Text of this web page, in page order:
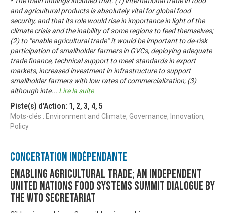
and agricultural products is absolutely vital for global food
security, and that its role would rise in importance in light of the
climate crisis and the inability of some regions to feed themselves;
(2) to “enable agricultural trade” it would be important to de-risk
participation of smallholder farmers in GVCs, deploying adequate
trade finance, technical support to meet standards in export
markets, increased investment in infrastructure to support
smallholder farmers with low rates of commercialization; (3)
although inte... Lire la suite
Piste(s) d'Action: 1 , 2, 3, 4, 5
Mots-clés : Environment and Climate, Governance, Innovation,
Policy
Concertation Indépendante
Enabling Agricultural Trade; An Independent
United Nations Food Systems Summit Dialogue by
the WTO Secretariat